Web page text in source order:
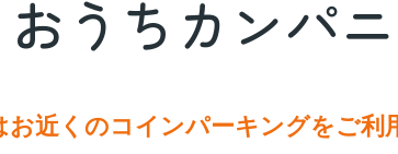
おうちカンパ
お近くのコインパーキングをご利